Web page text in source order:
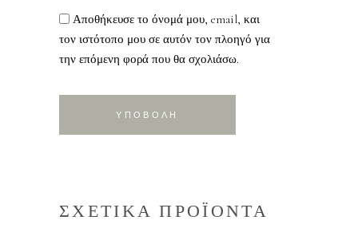
Αποθήκευσε το όνομά μου, email, και
τον ιστότοπο μου σε αυτόν τον πλοηγό για
την επόμενη φορά που θα σχολιάσω.
ΣΧΕΤΙΚΑ ΠΡΟΪΟΝΤΑ